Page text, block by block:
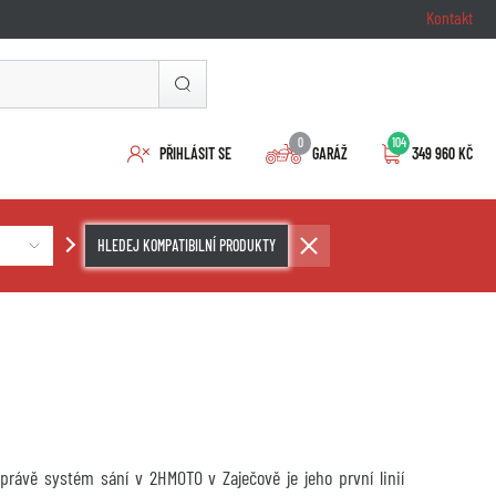
Kontakt
PŘIHLÁSIT SE
0
GARÁŽ
104
349 960 KČ
HLEDEJ KOMPATIBILNÍ PRODUKTY
systém sání v 2HMOTO v Zaječově je jeho první linií